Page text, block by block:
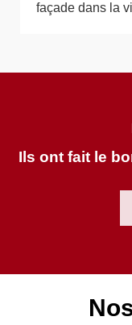
façade dans la
Ils ont fait le